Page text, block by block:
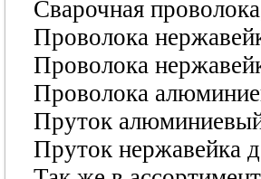
Сварочная
Проволока
Проволока
Проволока
Пруток
Пруток нержавейка